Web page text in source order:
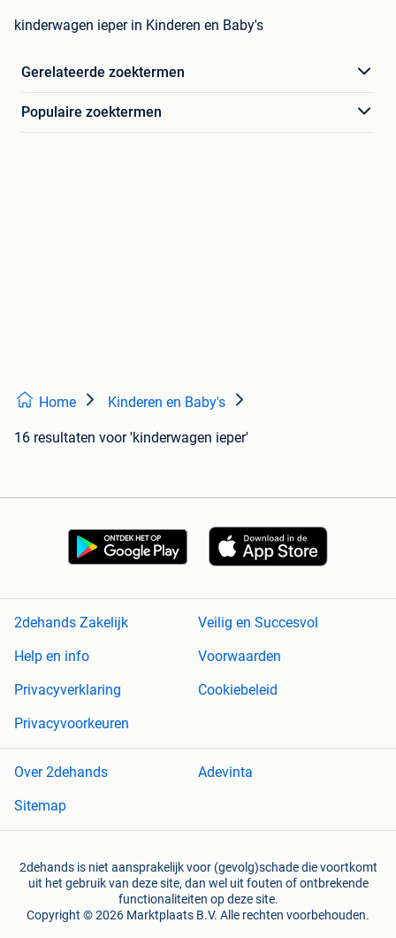
kinderwagen ieper in Kinderen en Baby's
Gerelateerde zoektermen
Populaire zoektermen
Home Kinderen en Baby's
16 resultaten voor 'kinderwagen ieper'
2dehands Zakelijk
Veilig en Succesvol
Help en info
Voorwaarden
Privacyverklaring
Cookiebeleid
Privacyvoorkeuren
Over 2dehands
Adevinta
Sitemap
2dehands is niet aansprakelijk voor (gevolg)schade die voortkomt
uit het gebruik van deze site, dan wel uit fouten of ontbrekende
functionaliteiten op deze site.
Copyright © 2026 Marktplaats B.V. Alle rechten voorbehouden.